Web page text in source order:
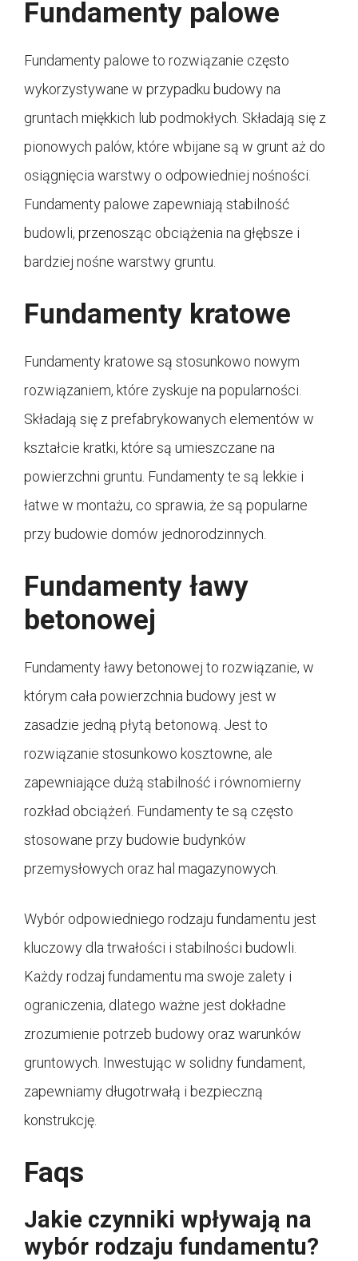
Fundamenty palowe
Fundamenty palowe to rozwiązanie często
wykorzystywane w przypadku budowy na
gruntach miękkich lub podmokłych. Składają się z
pionowych palów, które wbijane są w grunt aż do
osiągnięcia warstwy o odpowiedniej nośności.
Fundamenty palowe zapewniają stabilność
budowli, przenosząc obciążenia na głębsze i
bardziej nośne warstwy gruntu.
Fundamenty kratowe
Fundamenty kratowe są stosunkowo nowym
rozwiązaniem, które zyskuje na popularności.
Składają się z prefabrykowanych elementów w
kształcie kratki, które są umieszczane na
powierzchni gruntu. Fundamenty te są lekkie i
łatwe w montażu, co sprawia, że są popularne
przy budowie domów jednorodzinnych.
Fundamenty ławy
betonowej
Fundamenty ławy betonowej to rozwiązanie, w
którym cała powierzchnia budowy jest w
zasadzie jedną płytą betonową. Jest to
rozwiązanie stosunkowo kosztowne, ale
zapewniające dużą stabilność i równomierny
rozkład obciążeń. Fundamenty te są często
stosowane przy budowie budynków
przemysłowych oraz hal magazynowych.
Wybór odpowiedniego rodzaju fundamentu jest
kluczowy dla trwałości i stabilności budowli.
Każdy rodzaj fundamentu ma swoje zalety i
ograniczenia, dlatego ważne jest dokładne
zrozumienie potrzeb budowy oraz warunków
gruntowych. Inwestując w solidny fundament,
zapewniamy długotrwałą i bezpieczną
konstrukcję.
Faqs
Jakie czynniki wpływają na
wybór rodzaju fundamentu?